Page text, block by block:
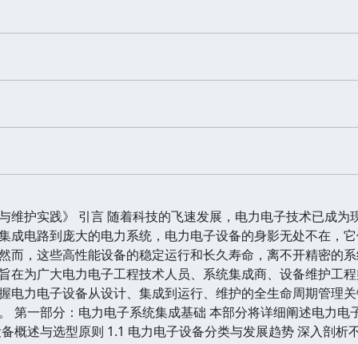
维护实践》 引言 随着科技的飞速发展，电力电子技术已成
成电路到庞大的电力系统，电力电子设备的身影无处不在，
而，这些高性能设备的稳定运行和长久寿命，离不开精密的
在为广大电力电子工程技术人员、系统集成商、设备维护工
电力电子设备从设计、集成到运行、维护的全生命周期管理
第一部分：电力电子系统集成基础 本部分将详细阐述电力
概述与选型原则 1.1 电力电子设备分类与发展趋势 深入剖